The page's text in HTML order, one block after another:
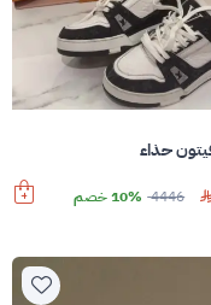
حذاء
4446 10% خصم